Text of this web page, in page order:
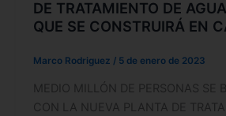
DE TRATAMIENTO DE
QUE SE CONSTRUIRÁ EN
Marco Rodriguez / 5 de enero de 2023
MEDIO MILLÓN DE PERSONAS SE
CON LA NUEVA PLANTA DE